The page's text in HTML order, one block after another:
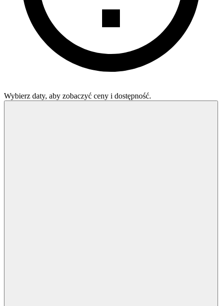
Wybierz daty, aby zobaczyć ceny i dostępność.